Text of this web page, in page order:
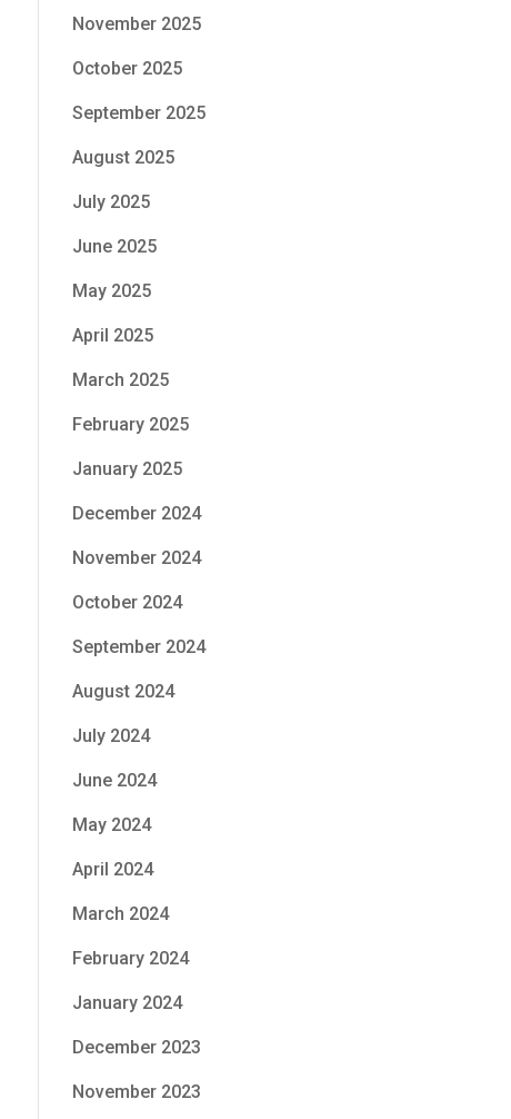
November 2025
October 2025
September 2025
August 2025
July 2025
June 2025
May 2025
April 2025
March 2025
February 2025
January 2025
December 2024
November 2024
October 2024
September 2024
August 2024
July 2024
June 2024
May 2024
April 2024
March 2024
February 2024
January 2024
December 2023
November 2023